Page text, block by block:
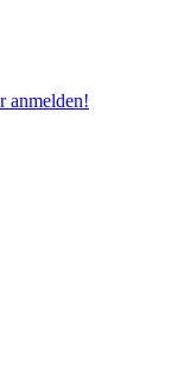
anmelden!